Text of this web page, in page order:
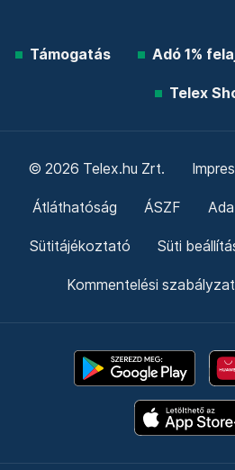
Támogatás Adó 1%
Telex
© 2026 Telex.hu Zrt.
Átláthatóság ÁSZF
Sütitájékoztató Süti
Kommentelési szabályzat